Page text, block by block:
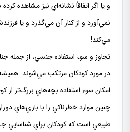
و يا اگر اتفاقاً نشانه‌اي نيز مشاهده
نمي‌آورد و از كنار آن مي‌گذرد و يا
مي‌كند!
تجاوز و سوء استفاده جنسي، از جمله
در مورد كودكان مرتكب مي‌شوند.
امكان سوء استفاده بچه‌هاي بزرگ‌تر از
چنين موارد خطرناكي را با بازي‌هاي
طبيعي است كه كودكان براي